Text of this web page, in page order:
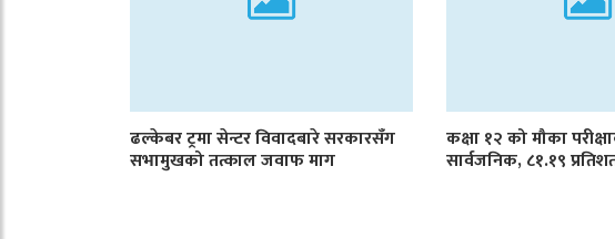
ढल्केबर ट्रमा सेन्टर विवादबारे सरकारसँग
सभामुखको तत्काल जवाफ माग
कक्षा १२ को मौका
सार्वजनिक, ८१.१९ प्रतिशत